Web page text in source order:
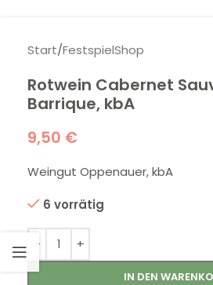
Start/FestspielShop
Rotwein Cabernet
Barrique, kbA
9,50 €
Weingut Oppenauer, kbA
6 vorrätig
IN DEN